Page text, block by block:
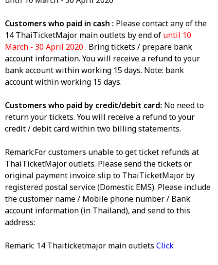
Customers who paid in cash : Please contact any of the
14 ThaiTicketMajor main outlets by end of until 10
March - 30 April 2020. Bring tickets / prepare bank
account information. You will receive a refund to your
bank account within working 15 days. Note: bank
account within working 15 days.
Customers who paid by credit/debit card: No need to
return your tickets. You will receive a refund to your
credit / debit card within two billing statements.
Remark:For customers unable to get ticket refunds at
ThaiTicketMajor outlets. Please send the tickets or
original payment invoice slip to ThaiTicketMajor by
registered postal service (Domestic EMS). Please include
the customer name / Mobile phone number / Bank
account information (in Thailand), and send to this
address:
Remark: 14 Thaiticketmajor main outlets Click